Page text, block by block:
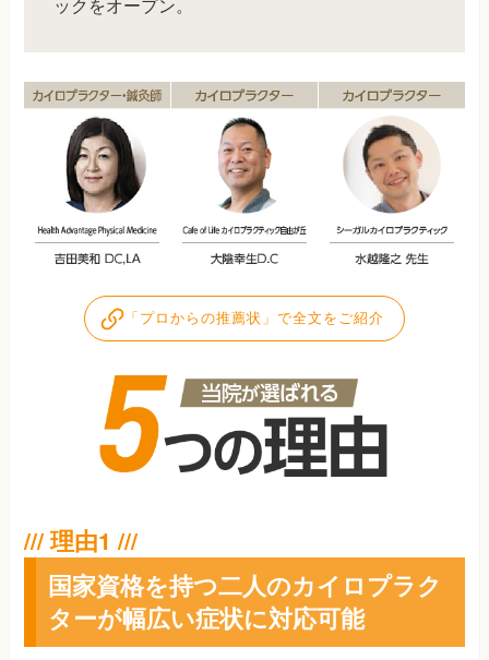
ックをオープン。
「プロからの推薦状」で全文をご紹介
国家資格を持つ二人のカイロプラク
ターが幅広い症状に対応可能